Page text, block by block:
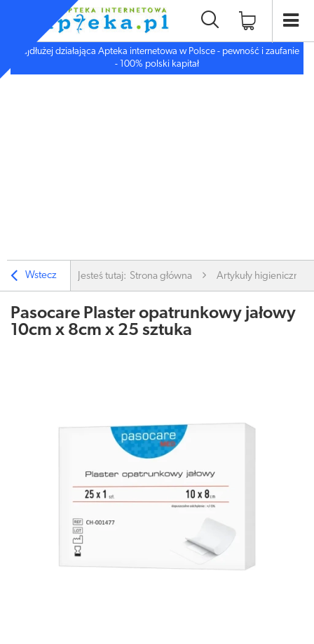
Najdłużej działająca Apteka internetowa w Polsce - pewność i zaufanie
- 100% polski kapitał
Wstecz Jesteś tutaj: Strona główna Artykuły higieniczne
Pasocare Plaster opatrunkowy jałowy
10cm x 8cm x 25 sztuka